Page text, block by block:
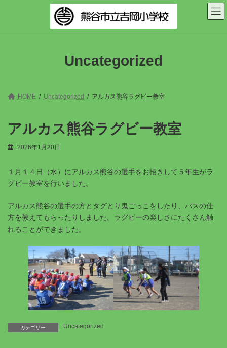
Uncategorized
HOME Uncategorized アルカス熊谷ラグビー教室
アルカス熊谷ラグビー教室
2026年1月20日
１月１４日（水）にアルカス熊谷の選手をお招きして５年生がラ
グビー教室を行いました。
アルカス熊谷の選手の方とタグとり鬼ごっこをしたり、パスの仕
方を教えてもらったりしました。ラグビーの楽しさにたくさん触
れることができました。
カテゴリー Uncategorized